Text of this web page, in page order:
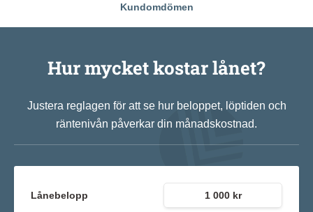
Kundomdömen
Hur mycket kostar lånet?
Justera reglagen för att se hur beloppet, löptiden och
räntenivån påverkar din månadskostnad.
Lånebelopp 1 000 kr